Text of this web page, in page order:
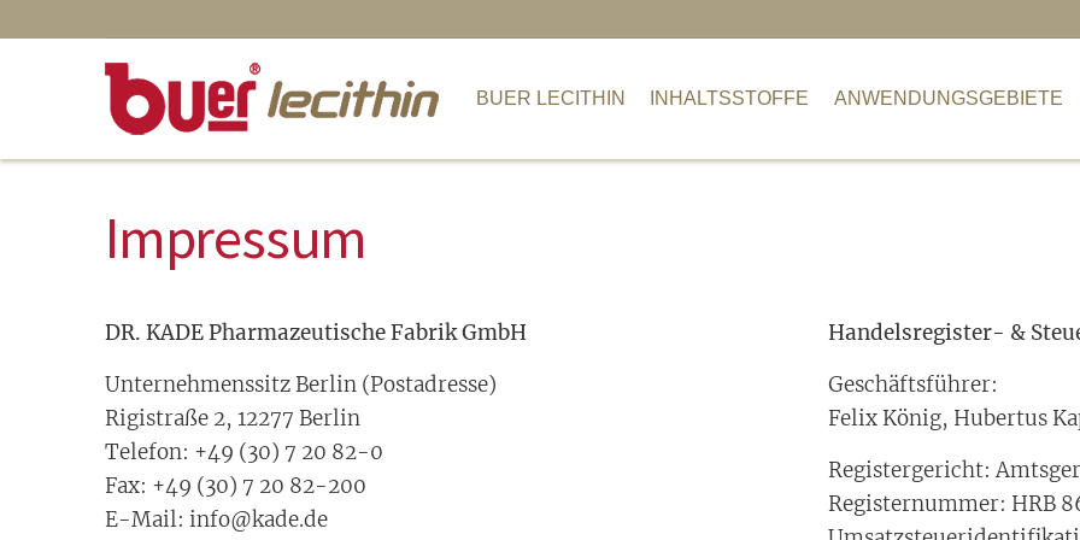
BUER LECITHIN INHALTSSTOFFE ANWENDUNGSGEBIETE
Impressum
DR. KADE Pharmazeutische Fabrik GmbH
Unternehmenssitz Berlin (Postadresse)
Rigistraße 2, 12277 Berlin
Telefon: +49 (30) 7 20 82-0
Fax: +49 (30) 7 20 82-200
E-Mail: info@kade.de
Handelsregister- &
Geschäftsführer:
Felix König, Hubertus
Registergericht:
Registernummer: HRB
BUER LECITHIN INHALTSSTOFFE ANWENDUNGSGEBIETE